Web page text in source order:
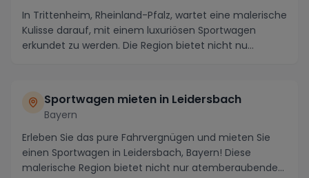
In Trittenheim, Rheinland-Pfalz, wartet eine malerische
Kulisse darauf, mit einem luxuriösen Sportwagen
erkundet zu werden. Die Region bietet nicht nu...
Sportwagen mieten in Leidersbach
Bayern
Erleben Sie das pure Fahrvergnügen und mieten Sie
einen Sportwagen in Leidersbach, Bayern! Diese
malerische Region bietet nicht nur atemberaubende